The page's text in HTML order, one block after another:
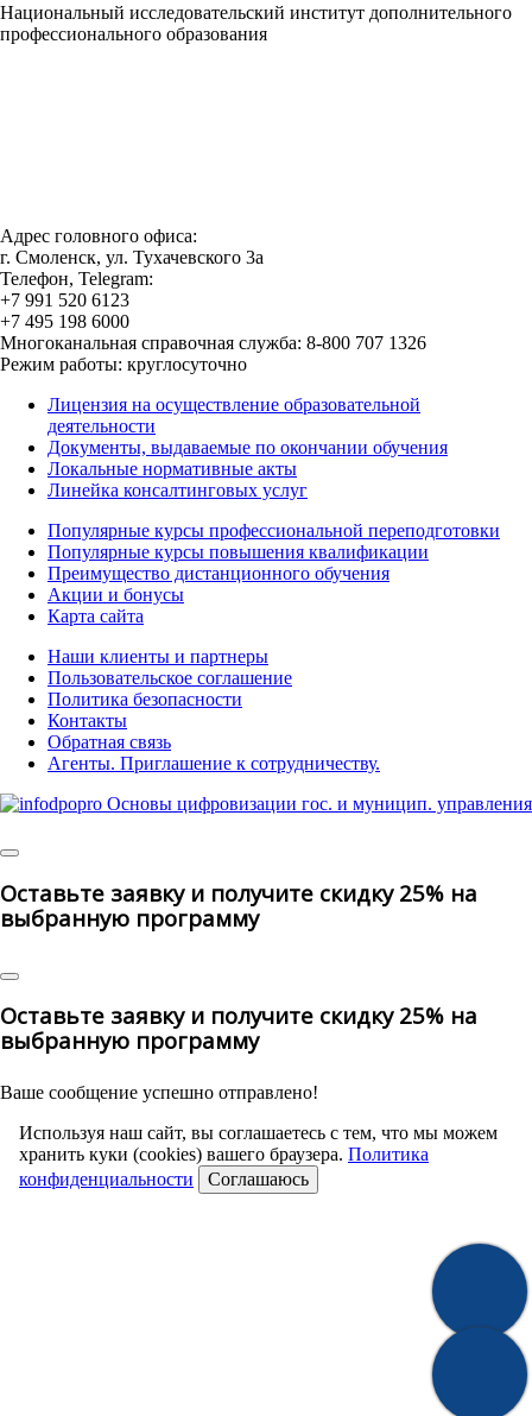
Национальный исследовательский институт дополнительного
профессионального образования
Адрес головного офиса:
г. Смоленск, ул. Тухачевского 3а
Телефон, Telegram:
+7 991 520 6123
+7 495 198 6000
Многоканальная справочная служба: 8-800 707 1326
Режим работы: круглосуточно
Лицензия на осуществление образовательной
деятельности
Документы, выдаваемые по окончании обучения
Локальные нормативные акты
Линейка консалтинговых услуг
Популярные курсы профессиональной переподготовки
Популярные курсы повышения квалификации
Преимущество дистанционного обучения
Акции и бонусы
Карта сайта
Наши клиенты и партнеры
Пользовательское соглашение
Политика безопасности
Контакты
Обратная связь
Агенты. Приглашение к сотрудничеству.
Оставьте заявку и получите скидку 25% на
выбранную программу
Оставьте заявку и получите скидку 25% на
выбранную программу
Ваше сообщение успешно отправлено!
Используя наш сайт, вы соглашаетесь с тем, что мы можем
хранить куки (cookies) вашего браузера. Политика
конфиденциальности
Соглашаюсь